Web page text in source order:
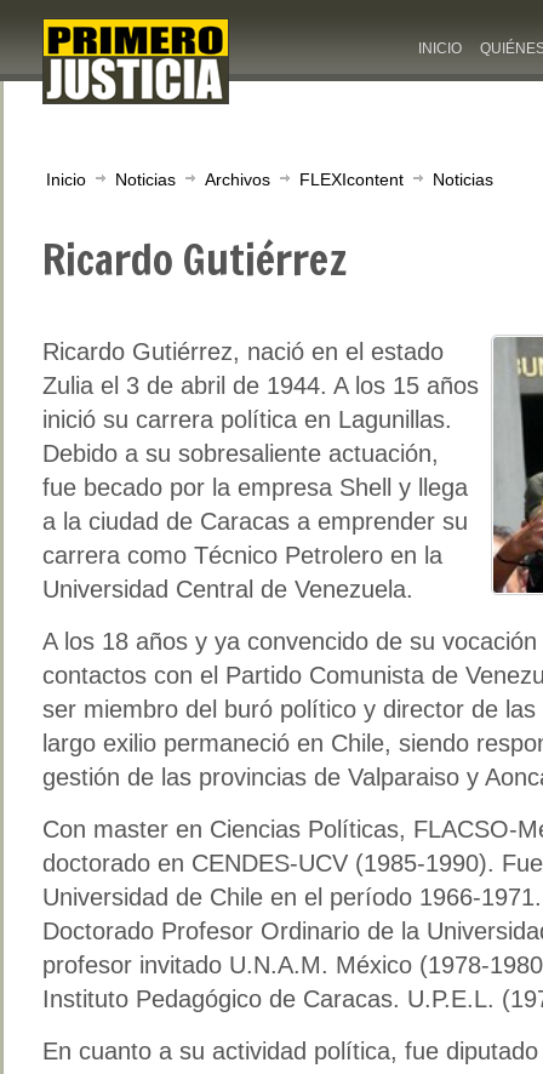
INICIO
Inicio Noticias Archivos FLEXIcontent Noticias
Ricardo Gutiérrez
Ricardo Gutiérrez, nació en el estado
Zulia el 3 de abril de 1944. A los 15 años
inició su carrera política en Lagunillas.
Debido a su sobresaliente actuación,
fue becado por la empresa Shell y llega
a la ciudad de Caracas a emprender su
carrera como Técnico Petrolero en la
Universidad Central de Venezuela.
A los 18 años y ya convencido de su
contactos con el Partido Comunista de
ser miembro del buró político y director de
largo exilio permaneció en Chile, siendo
gestión de las provincias de Valparaiso y
Con master en Ciencias Políticas, FLACSO-
doctorado en CENDES-UCV (1985-1990).
Universidad de Chile en el período 1966-
Doctorado Profesor Ordinario de la
profesor invitado U.N.A.M. México (1978-
Instituto Pedagógico de Caracas. U.P.E.L.
En cuanto a su actividad política, fue